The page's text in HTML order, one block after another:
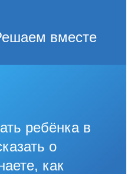
вместе
ребёнка в
о
как